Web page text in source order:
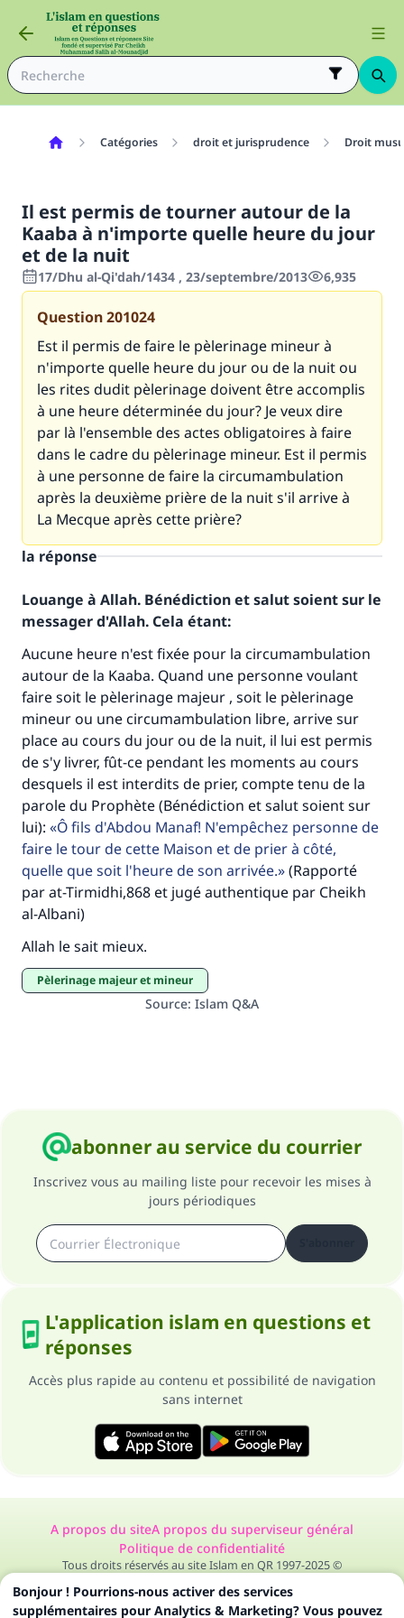
Catégories droit et jurisprudence Droit
Il est permis de tourner autour de la
Kaaba à n'importe quelle heure du jour
et de la nuit
17/Dhu al-Qi'dah/1434 , 23/septembre/2013 6,935
Question201024
Est il permis de faire le pèlerinage mineur à
n'importe quelle heure du jour ou de la nuit ou
les rites dudit pèlerinage doivent être accomplis
à une heure déterminée du jour? Je veux dire
par là l'ensemble des actes obligatoires à faire
dans le cadre du pèlerinage mineur. Est il permis
à une personne de faire la circumambulation
après la deuxième prière de la nuit s'il arrive à
La Mecque après cette prière?
la réponse
Louange à Allah. Bénédiction et salut soient sur le
messager d'Allah. Cela étant:
Aucune heure n'est fixée pour la circumambulation
autour de la Kaaba. Quand une personne voulant
faire soit le pèlerinage majeur , soit le pèlerinage
mineur ou une circumambulation libre, arrive sur
place au cours du jour ou de la nuit, il lui est permis
de s'y livrer, fût-ce pendant les moments au cours
desquels il est interdits de prier, compte tenu de la
parole du Prophète (Bénédiction et salut soient sur
lui):
Ô fils d'Abdou Manaf! N'empêchez personne de
faire le tour de cette Maison et de prier à côté,
quelle que soit l'heure de son arrivée. (Rapporté
par at-Tirmidhi,868 et jugé authentique par Cheikh
al-Albani)
Allah le sait mieux.
pèlerinage majeur et mineur
Source: Islam Q&A
abonner au service du courrier
Inscrivez vous au mailing liste pour recevoir les mises à
jours périodiques
L'application islam en questions et
réponses
Accès plus rapide au contenu et possibilité de navigation
sans internet
A propos du siteA propos du superviseur général
Politique de confidentialité
Tous droits réservés au site Islam en QR 1997-2025 ©
Faites une différence dans la vie de
millions de personnes grâce à votre
contribution
Aidez nous à apporter des réponses.
Le Messager d'Allah (Paix sur lui) a dit:
"Celui qui indique une bonne action obtient la
même récompense que celui qui le fait."
Soutenez IslamQA
Bonjour ! Pourrions-nous activer des services
supplémentaires pour Analytics & Marketing? Vous pouvez